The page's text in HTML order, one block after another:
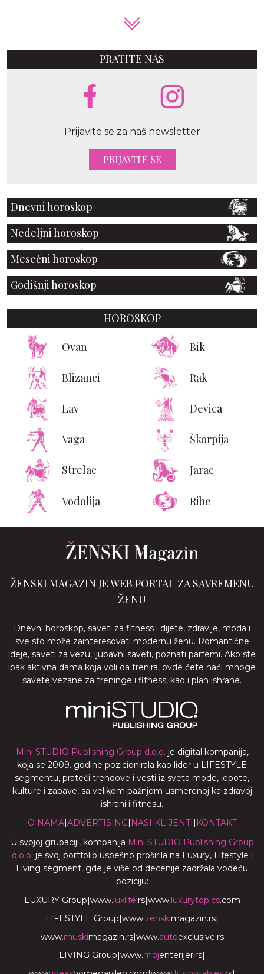
PRATITE NAS
Prijavite se za naš newsletter
PRIJAVITE SE
Dnevni horoskop
Nedeljni horoskop
Mesečni horoskop
Godišnji horoskop
HOROSKOP
Ovan Bik
Blizanci Rak
Lav Devica
Vaga Škorpija
Strelac Jarac
Vodolija Ribe
ŽENSKI MAGAZIN JE WEB PORTAL ZA SAVREMENU
ŽENU
Dnevni horoskop, saveti za fitness i dijete, zdravlje, moda i
sve sto može zainteresovati modernu ženu. Romantične
ideje, saveti za vezu, ljubavni saveti, poznati parfemi. Ako ste
ipak aktivna dama koja voli da trenira, ovde ćete naći mnoge
savete vezane za treninge i fitness, kao i plan ishrane.
Mini STUDIO Publishing Group d.o.o. je digital kompanija,
koja se 2009. godine pozicionirala kao lider u LIFESTYLE
segmentu, prateći trendove i vesti iz sveta mode, lepote,
kulture i zabave, sa velikom pažnjom usmerenoj ka zdravoj
ishrani i fitnesu.
O NAMA|ADVERTISING| NASI KLIJENTI | KONTAKT
U svojoj grupaciji, kompanija Mini STUDIO Publishing Group
d.o.o. je svoj portfolio uspešno proširila na Luxury, Lifestyle i
Living segment, gde je više od decenije zadržala vodeću
poziciju:
LUXURY Group|www.luxlife.rs|www.luxurytopics.com
LIFESTYLE Group|www.zenskimagazin.rs|
www.muskimagazin.rs|www.autoexclusive.rs
LIVING Group|www.mojenterijer.rs|